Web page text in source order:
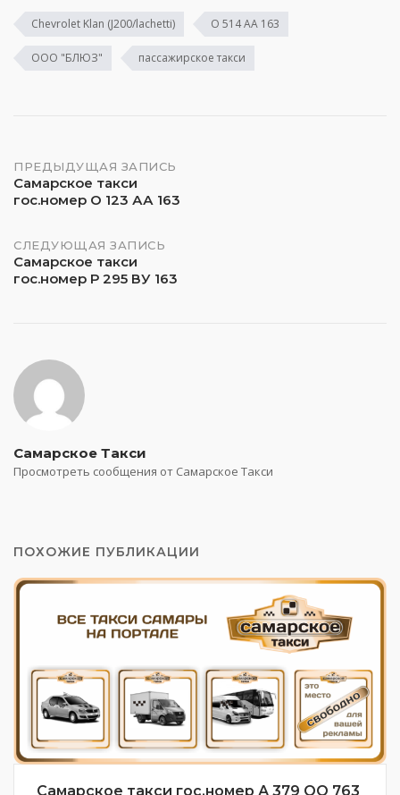
Chevrolet Klan (J200/lachetti) О 514 АА 163
ООО "БЛЮЗ" пассажирское такси
Навигация
по
записям
ПРЕДЫДУЩАЯ ЗАПИСЬ
Самарское такси
гос.номер О 123 АА 163
СЛЕДУЮЩАЯ ЗАПИСЬ
Самарское такси
гос.номер Р 295 ВУ 163
Самарское Такси
Просмотреть сообщения от Самарское Такси
ПОХОЖИЕ ПУБЛИКАЦИИ
Самарское такси гос.номер А 379 ОО 763